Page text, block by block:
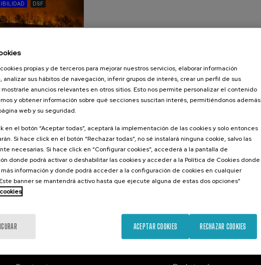
DSF
II
25 €
plazas
pasada
de
espera
de
matrícula
propias y de terceros para mejorar nuestros servicios, elaborar información
analizar sus hábitos de navegación, inferir grupos de interés, crear un perfil de sus
anuncios relevantes en otros sitios. Esto nos permite personalizar el contenido
y obtener información sobre qué secciones suscitan interés, permitiéndonos además
web y su seguridad.
en el botón “Aceptar todas”, aceptará la implementación de las cookies y solo entonces
Si hace click en el botón “Rechazar todas”, no sé instalará ninguna cookie, salvo las
necesarias. Si hace click en “Configurar cookies”, accederá a la pantalla de
donde podrá activar o deshabilitar las cookies y acceder a la Política de Cookies donde
información y donde podrá acceder a la configuración de cookies en cualquier
banner se mantendrá activo hasta que ejecute alguna de estas dos opciones”
RECHAZAR COOKIES
ACEPTAR COOKIES